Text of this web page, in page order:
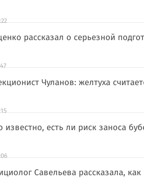
рассказал о серьезной
Чуланов: желтуха
известно, есть ли риск заноса
Савельева рассказала,